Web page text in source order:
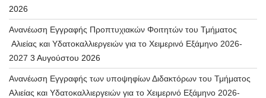
2026
Ανανέωση Εγγραφής Προπτυχιακών Φοιτητών του Τμήματος
Αλιείας και Υδατοκαλλιεργειών για το Χειμερινό Εξάμηνο 2026-
2027 3 Αυγούστου 2026
Ανανέωση Εγγραφής των υποψηφίων Διδακτόρων του Τμήματος
Αλιείας και Υδατοκαλλιεργειών για το Χειμερινό Εξάμηνο 2026-